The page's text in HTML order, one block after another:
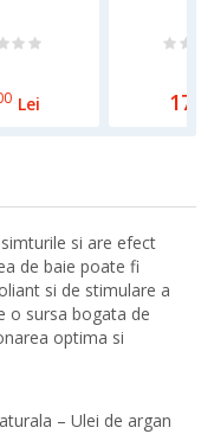
Lei 17
si are efect
de baie poate fi
si de stimulare a
o sursa bogata de
optima si
– Ulei de argan